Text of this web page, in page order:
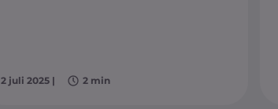
2 juli 2025 | 2 min